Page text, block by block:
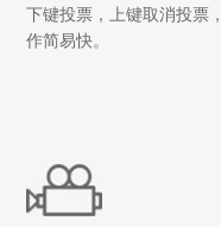
下键投票，上键取消投票
作简易快。